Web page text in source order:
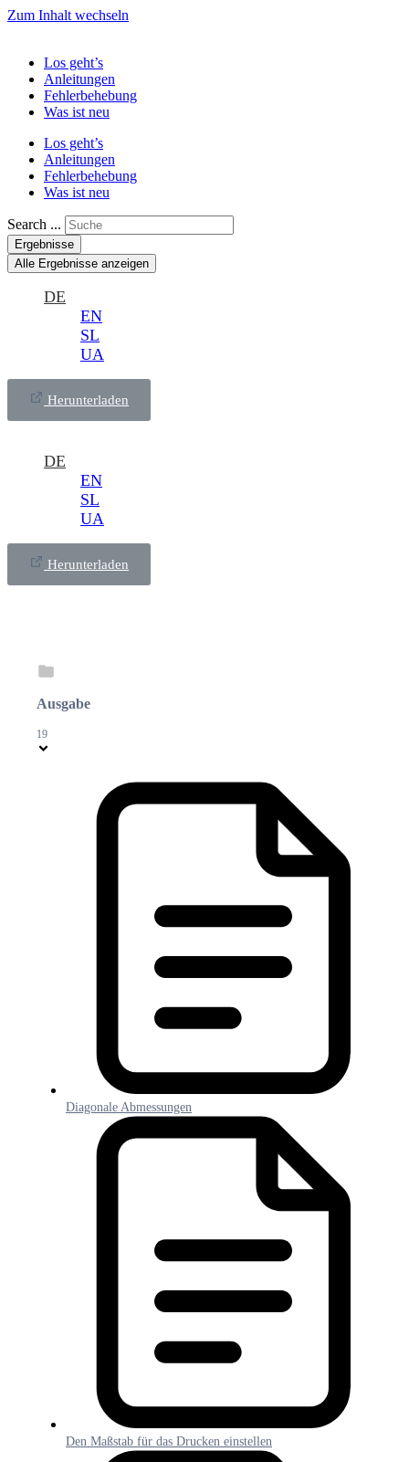
Zum Inhalt wechseln
Los geht’s
Anleitungen
Fehlerbehebung
Was ist neu
Los geht’s
Anleitungen
Fehlerbehebung
Was ist neu
Search ...
Ergebnisse
Alle Ergebnisse anzeigen
DE
EN
SL
UA
Herunterladen
DE
EN
SL
UA
Herunterladen
Ausgabe
19
Diagonale Abmessungen
Den Maßstab für das Drucken einstellen